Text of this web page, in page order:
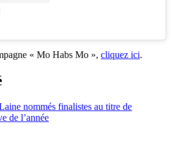
« Mo Habs Mo », cliquez ici.